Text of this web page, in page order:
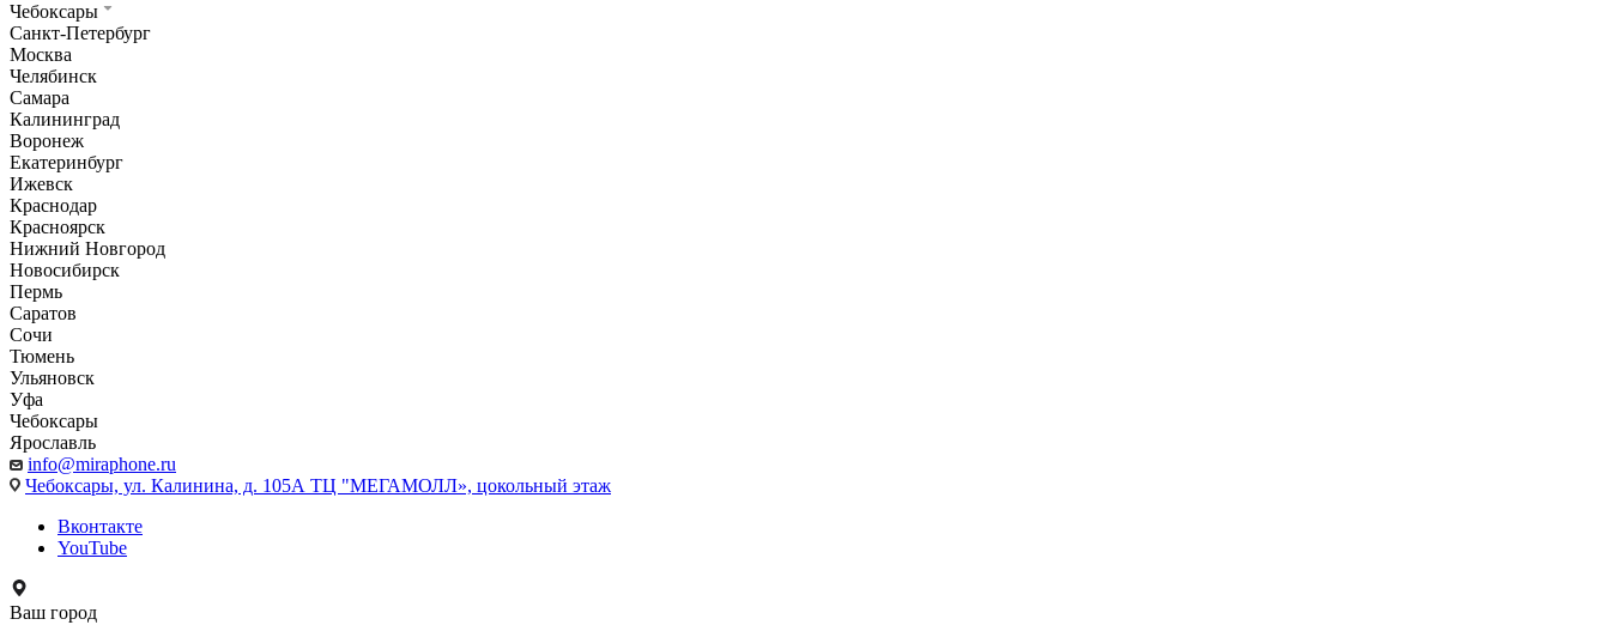
Чебоксары
Санкт-Петербург
Москва
Челябинск
Самара
Калининград
Воронеж
Екатеринбург
Ижевск
Краснодар
Красноярск
Нижний Новгород
Новосибирск
Пермь
Саратов
Сочи
Тюмень
Ульяновск
Уфа
Чебоксары
Ярославль
info@miraphone.ru
Чебоксары, ул. Калинина, д. 105А ТЦ "МЕГАМОЛЛ», цокольный этаж
Вконтакте
YouTube
Ваш город